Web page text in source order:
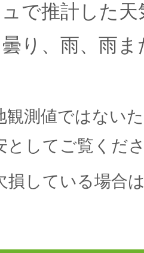
で推計した
り、雨、雨
測値ではない
としてご覧くだ
している場合